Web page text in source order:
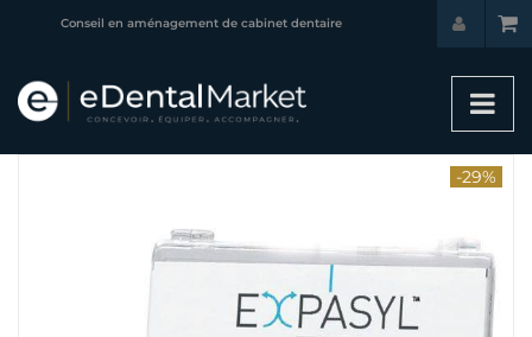
Conseil en aménagement de cabinet dentaire
-29%